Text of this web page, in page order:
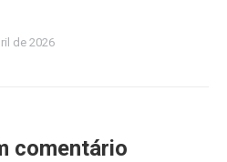
de 2026
comentário